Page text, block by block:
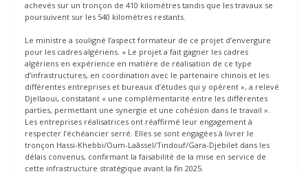
achevés sur un tronçon de 410 kilomètres tandis que les travaux se
poursuivent sur les 540 kilomètres restants.
Le ministre a souligné l’aspect formateur de ce projet d’envergure
pour les cadres algériens. « Le projet a fait gagner les cadres
algériens en expérience en matière de réalisation de ce type
d’infrastructures, en coordination avec le partenaire chinois et les
différentes entreprises et bureaux d’études qui y opèrent », a relevé
Djellaoui, constatant « une complémentarité entre les différentes
parties, permettant une synergie et une cohésion dans le travail ».
Les entreprises réalisatrices ont réaffirmé leur engagement à
respecter l’échéancier serré. Elles se sont engagées à livrer le
tronçon Hassi-Khebbi/Oum-Laâssel/Tindouf/Gara-Djebilet dans les
délais convenus, confirmant la faisabilité de la mise en service de
cette infrastructure stratégique avant la fin 2025.